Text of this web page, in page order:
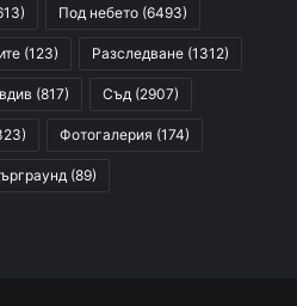
Под небето (6493)
(123) Разследване (1312)
(817) Съд (2907)
Фотогалерия (174)
(89)